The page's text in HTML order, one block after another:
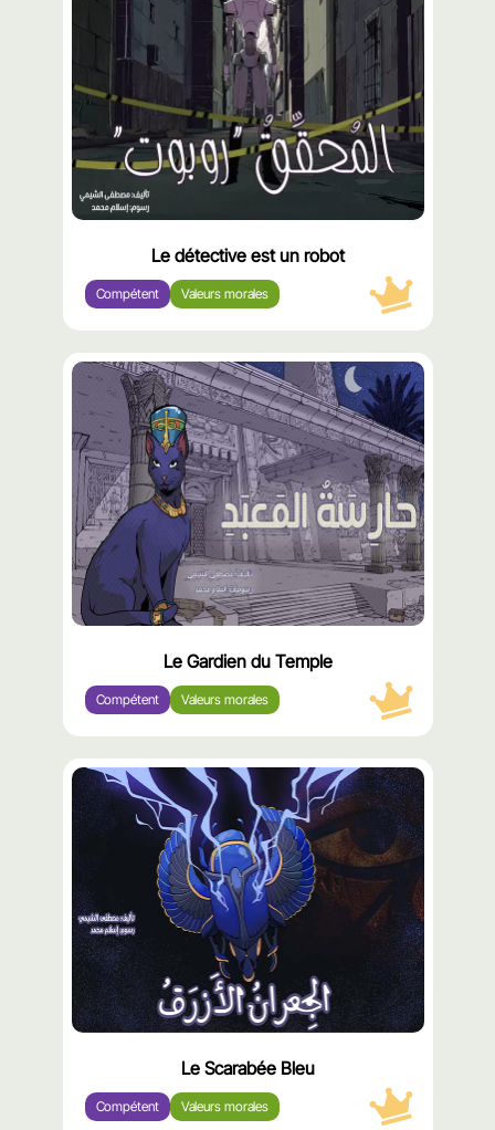
Le détective est un robot
Compétent Valeurs morales
محتوى
مميّز
Le Gardien du Temple
Compétent Valeurs morales
محتوى
مميّز
Le Scarabée Bleu
Compétent Valeurs morales